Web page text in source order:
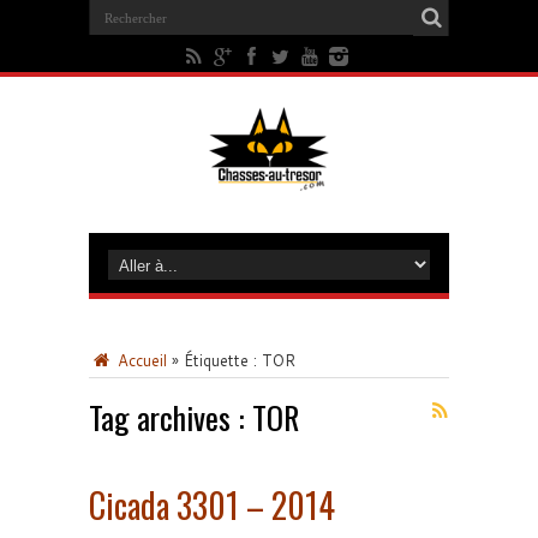
Accueil » Étiquette : TOR
Tag archives : TOR
Cicada 3301 – 2014